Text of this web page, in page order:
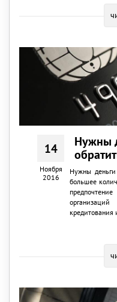
14
Ноября
2016
Нужны
Нужны
большее
кредитования